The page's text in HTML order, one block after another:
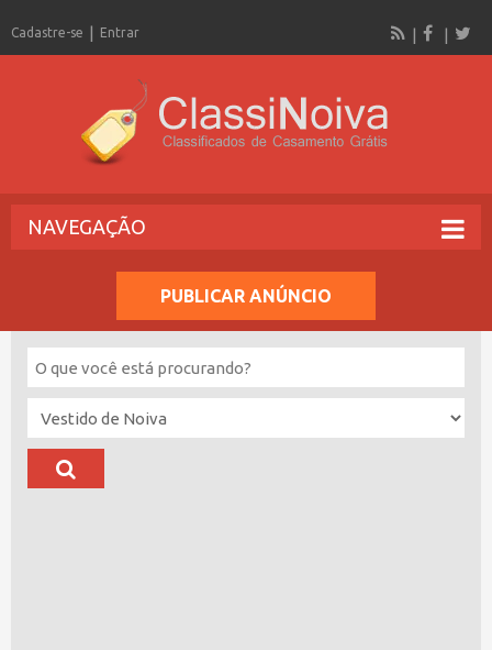
Cadastre-se Entrar
NAVEGAÇÃO
PUBLICAR ANÚNCIO